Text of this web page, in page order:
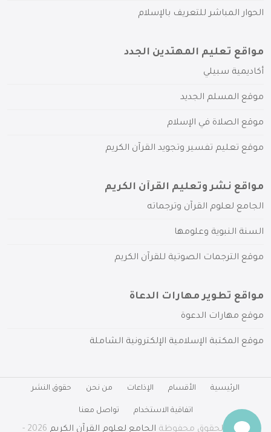
الحوار المباشر للتعريف بالإسلام
مواقع تعليم المهتدين الجدد
أكاديمية سبيلي
موقع المسلم الجديد
موقع الصلاة في الإسلام
موقع تعليم تفسير وتجويد القرآن الكريم
مواقع نشر وتعليم القرآن الكريم
الجامع لعلوم القرآن وترجماته
السنة النبوية وعلومها
موقع الترجمات الصوتية للقرآن الكريم
مواقع تطوير مهارات الدعاة
موقع مهارات الدعوة
موقع المكتبة الإسلامية الإلكترونية الشاملة
الرئيسية الأقسام الإذاعات من نحن حقوق النشر
اتفاقية الاستخدام تواصل معنا
جميع الحقوق محفوظة الجامع لعلوم القرآن الكريم 2026 -